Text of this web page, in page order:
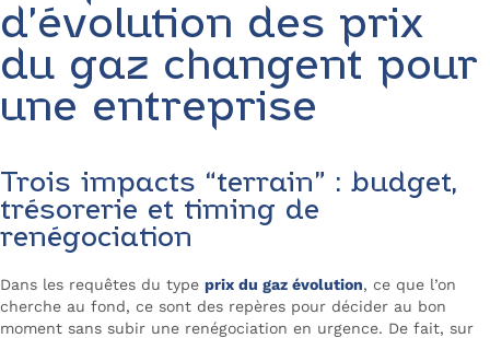
d’évolution des prix
du gaz changent pour
une entreprise
Trois impacts “terrain” : budget,
trésorerie et timing de
renégociation
Dans les requêtes du type prix du gaz évolution, ce que l’on
cherche au fond, ce sont des repères pour décider au bon
moment sans subir une renégociation en urgence. De fait, sur